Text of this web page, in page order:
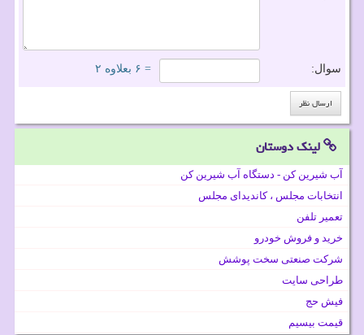
سوال: = ۶ بعلاوه ۲
لینک دوستان
آب شیرین کن - دستگاه آب شیرین کن
انتخابات مجلس ، کاندیدای مجلس
تعمیر تلفن
خرید و فروش خودرو
شرکت صنعتی سخت پوشش
طراحی سایت
فیش حج
قیمت بیسیم